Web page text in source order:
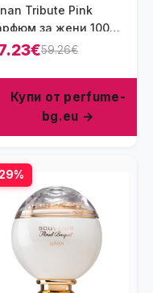
Tribute Pink
за жени 100
- EDP 59.26€
Купи от perfume-
bg.eu →